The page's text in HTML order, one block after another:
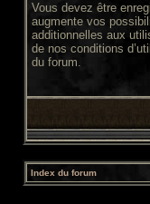
Vous devez être
augmente vos
additionnelles aux
de nos conditions
du forum.
Index du forum